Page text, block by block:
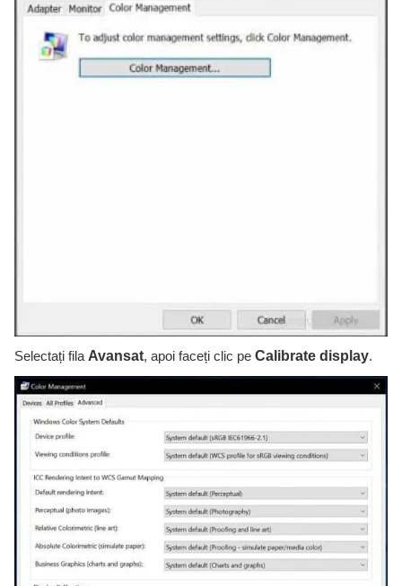
Selectați filaAvansat, apoi faceți clic pe Calibrate display.